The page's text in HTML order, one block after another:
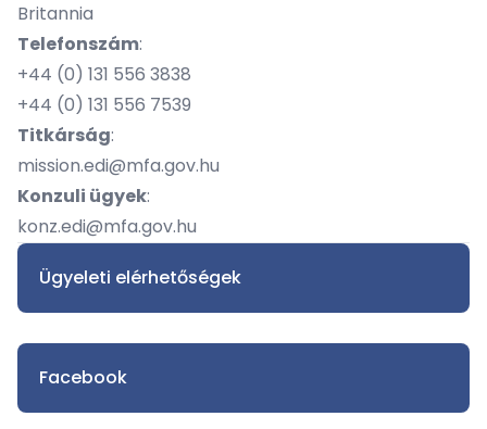
Britannia
Telefonszám:
​+44 (0) 131 556 3838
​+44 (0) 131 556 7539
Titkárság:
mission.edi@mfa.gov.hu
Konzuli ügyek:
konz.edi@mfa.gov.hu
Ügyeleti elérhetőségek
Facebook